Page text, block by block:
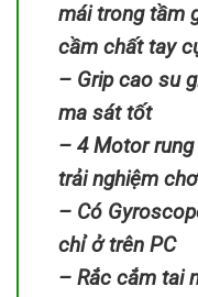
mái trong tầm
cầm chất tay
– Grip cao su
ma sát tốt
– 4 Motor
trải nghiệm
– Có
chỉ ở trên PC
– Rắc cắm tai